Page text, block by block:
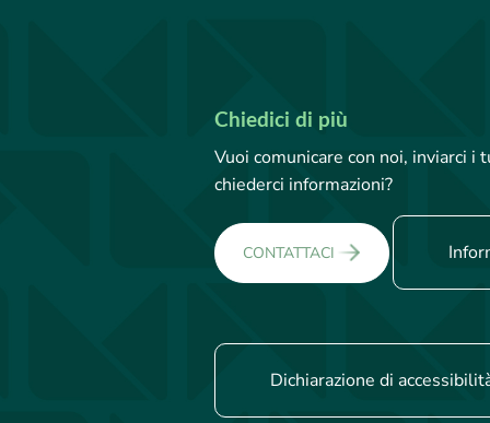
Chiedici di più
Vuoi comunicare con noi, inviarci
chiederci informazioni?
CONTATTACI
Dichiarazione di